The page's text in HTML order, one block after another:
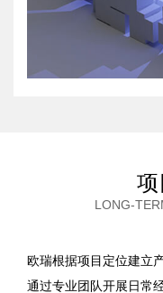
项
LONG-
欧瑞根据项目定位建立
通过专业团队开展日常